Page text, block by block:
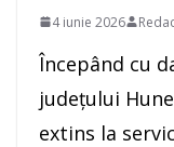
4 iunie 2026
Începând cu
județului
extins la